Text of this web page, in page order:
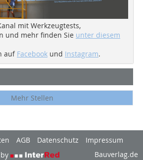
mit Werkzeugtests,
und mehr finden Sie unter diesem
auf Facebook und Instagram.
Mehr Stellen
AGB Datenschutz
Impressum
Bauverlag.de